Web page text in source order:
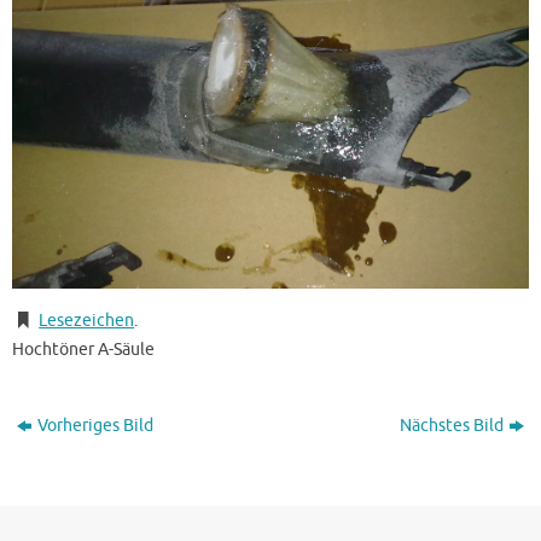
Lesezeichen.
Hochtöner A-Säule
Vorheriges Bild Nächstes Bild